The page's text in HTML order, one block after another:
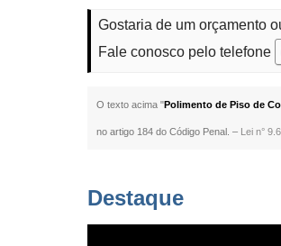
Gostaria de um orçamento
Fale conosco pelo telefone
O texto acima "Polimento de Piso de
no artigo 184 do Código Penal. – Lei n°
Destaque